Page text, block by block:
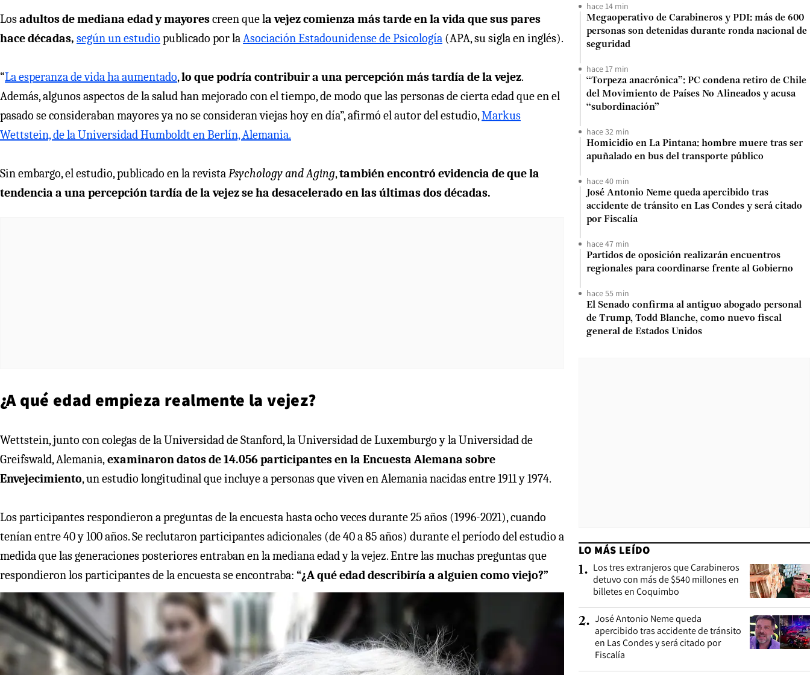
Losadultos de mediana edad y mayorescreen que la vejez comienza más tarde en la vida que sus pares
hace décadas, según un estudio publicado por laAsociación Estadounidense de Psicología (APA, su sigla en inglés).
“La esperanza de vida ha aumentado,lo que podría contribuir a una percepción más tardía de la vejez.
Además, algunos aspectos de la salud han mejorado con el tiempo, de modo que las personas de cierta edad que en el
pasado se consideraban mayores ya no se consideran viejas hoy en día”, afirmó el autor del estudio,Markus
Wettstein, de la Universidad Humboldt en Berlín, Alemania.
Sin embargo, el estudio, publicado en la revistaPsychology and Aging,también encontró evidencia de que la
tendencia a una percepción tardía de la vejez se ha desacelerado en las últimas dos décadas.
¿A qué edad empieza realmente la vejez?
Wettstein, junto con colegas de la Universidad de Stanford, la Universidad de Luxemburgo y la Universidad de
Greifswald, Alemania,examinaron datos de 14.056 participantes en la Encuesta Alemana sobre
Envejecimiento, un estudio longitudinal que incluye a personas que viven en Alemania nacidas entre 1911 y 1974.
Los participantes respondieron a preguntas de la encuesta hasta ocho veces durante 25 años (1996-2021), cuando
tenían entre 40 y 100 años. Se reclutaron participantes adicionales (de 40 a 85 años) durante el período del estudio a
medida que las generaciones posteriores entraban en la mediana edad y la vejez. Entre las muchas preguntas que
respondieron los participantes de la encuesta se encontraba: “¿A qué edad describiría a alguien como viejo?”
hace 14 min
Megaoperativo de Carabineros y PDI: más de 600
personas son detenidas durante ronda nacional de
seguridad
hace 17 min
“Torpeza anacrónica”: PC condena retiro de Chile
del Movimiento de Países No Alineados y acusa
“subordinación”
hace 32 min
Homicidio en La Pintana: hombre muere tras ser
apuñalado en bus del transporte público
hace 40 min
José Antonio Neme queda apercibido tras
accidente de tránsito en Las Condes y será citado
por Fiscalía
hace 47 min
Partidos de oposición realizarán encuentros
regionales para coordinarse frente al Gobierno
hace 55 min
El Senado confirma al antiguo abogado personal
de Trump, Todd Blanche, como nuevo fiscal
general de Estados Unidos
LO MÁS LEÍDO
1. Los tres extranjeros que Carabineros
detuvo con más de $540 millones en
billetes en Coquimbo
2. José Antonio Neme queda
apercibido tras accidente de tránsito
en Las Condes y será citado por
Fiscalía